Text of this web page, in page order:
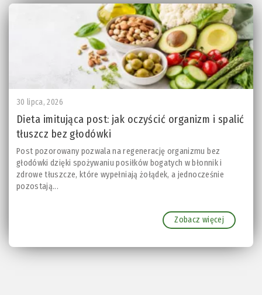
30 lipca, 2026
Dieta imitująca post: jak oczyścić organizm i spalić
tłuszcz bez głodówki
Post pozorowany pozwala na regenerację organizmu bez
głodówki dzięki spożywaniu posiłków bogatych w błonnik i
zdrowe tłuszcze, które wypełniają żołądek, a jednocześnie
pozostają...
Zobacz więcej